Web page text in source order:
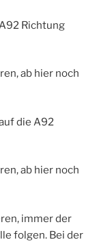
Richtung
ab hier noch
die A92
ab hier noch
immer der
folgen. Bei der